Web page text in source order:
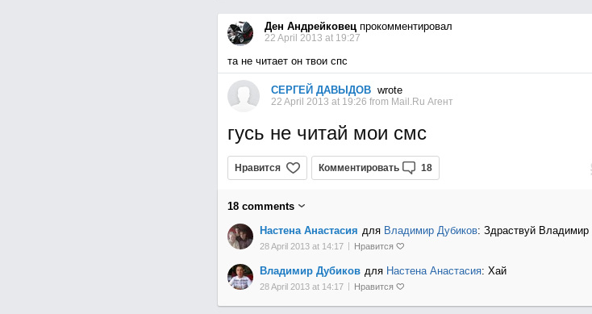
Ден Андрейковецпрокомментировал
22 April 2013 at 19:27
та не читает он твои спс
СЕРГЕЙ ДАВЫДОВwrote
22 April 2013 at 19:26 from Mail.Ru Агент
гусь не читай мои смс
Нравится Комментировать 18
18comments
Настена Анастасия для Владимир Дубиков: Здраствуй Владимир
28 April 2013 at 14:17 Нравится
Владимир Дубиков для Настена Анастасия: Хай
28 April 2013 at 14:17 Нравится